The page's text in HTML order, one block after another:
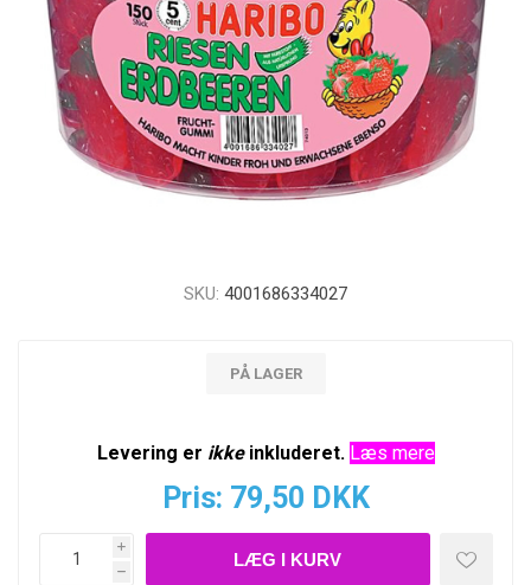
SKU: 4001686334027
PÅ LAGER
Levering er ikkeinkluderet. Læs mere
Pris: 79,50 DKK
i
h